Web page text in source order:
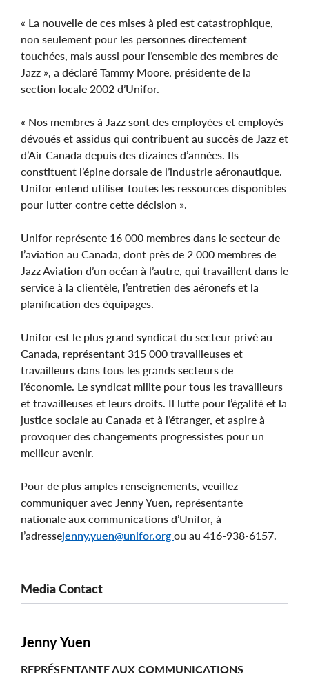
« La nouvelle de ces mises à pied est catastrophique,
non seulement pour les personnes directement
touchées, mais aussi pour l’ensemble des membres de
Jazz », a déclaré Tammy Moore, présidente de la
section locale 2002 d’Unifor.
« Nos membres à Jazz sont des employées et employés
dévoués et assidus qui contribuent au succès de Jazz et
d’Air Canada depuis des dizaines d’années. Ils
constituent l’épine dorsale de l’industrie aéronautique.
Unifor entend utiliser toutes les ressources disponibles
pour lutter contre cette décision ».
Unifor représente 16 000 membres dans le secteur de
l’aviation au Canada, dont près de 2 000 membres de
Jazz Aviation d’un océan à l’autre, qui travaillent dans le
service à la clientèle, l’entretien des aéronefs et la
planification des équipages.
Unifor est le plus grand syndicat du secteur privé au
Canada, représentant 315 000 travailleuses et
travailleurs dans tous les grands secteurs de
l’économie. Le syndicat milite pour tous les travailleurs
et travailleuses et leurs droits. Il lutte pour l’égalité et la
justice sociale au Canada et à l’étranger, et aspire à
provoquer des changements progressistes pour un
meilleur avenir.
Pour de plus amples renseignements, veuillez
communiquer avec Jenny Yuen, représentante
nationale aux communications d’Unifor, à
l’adressejenny.yuen@unifor.org ou au 416-938-6157.
Media Contact
Jenny Yuen
REPRÉSENTANTE AUX COMMUNICATIONS